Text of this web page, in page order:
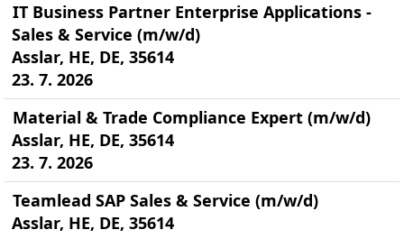
IT Business Partner Enterprise Applications -
Sales & Service (m/w/d)
Asslar, HE, DE, 35614
23. 7. 2026
Material & Trade Compliance Expert (m/w/d)
Asslar, HE, DE, 35614
23. 7. 2026
Teamlead SAP Sales & Service (m/w/d)
Asslar, HE, DE, 35614